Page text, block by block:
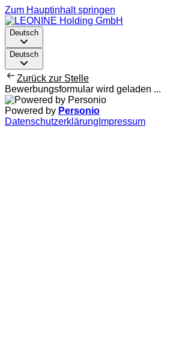
Zum Hauptinhalt springen
Deutsch
Deutsch
Zurück zur Stelle
Bewerbungsformular wird geladen ...
Powered by Personio
Datenschutzerklärung Impressum